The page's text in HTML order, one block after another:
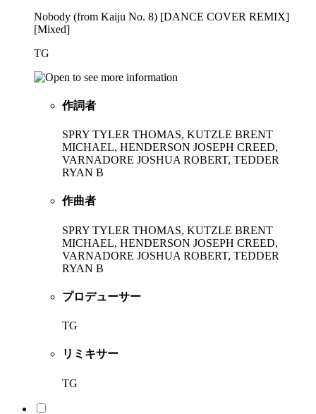
Nobody (from Kaiju No. 8) [DANCE COVER REMIX]
[Mixed]
TG
作詞者
SPRY TYLER THOMAS, KUTZLE BRENT
MICHAEL, HENDERSON JOSEPH CREED,
VARNADORE JOSHUA ROBERT, TEDDER
RYAN B
作曲者
SPRY TYLER THOMAS, KUTZLE BRENT
MICHAEL, HENDERSON JOSEPH CREED,
VARNADORE JOSHUA ROBERT, TEDDER
RYAN B
プロデューサー
TG
リミキサー
TG